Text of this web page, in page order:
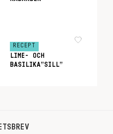
RECEPT
LIME- OCH
BASILIKA”SILL”